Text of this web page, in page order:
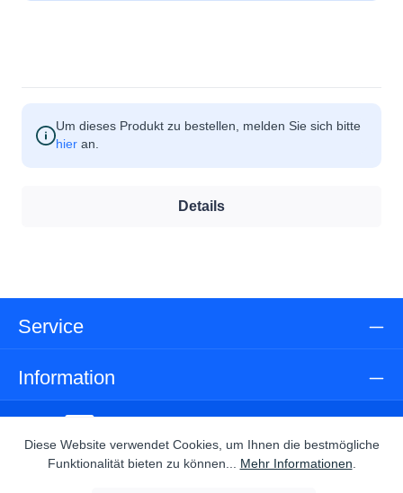
Um dieses Produkt zu bestellen, melden Sie sich bitte
hier an.
Details
Service
Information
Diese Website verwendet Cookies, um Ihnen die bestmögliche
Funktionalität bieten zu können... Mehr Informationen